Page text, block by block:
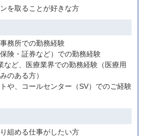
を取ることが好きな方
務所での勤務経験
険・証券など）での勤務経験
など、医療業界での勤務経験（医療用
のある方）
や、コールセンター（SV）でのご経験
組める仕事がしたい方